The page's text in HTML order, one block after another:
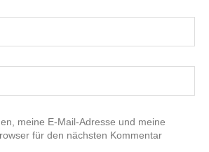
meine E-Mail-Adresse und meine
für den nächsten Kommentar